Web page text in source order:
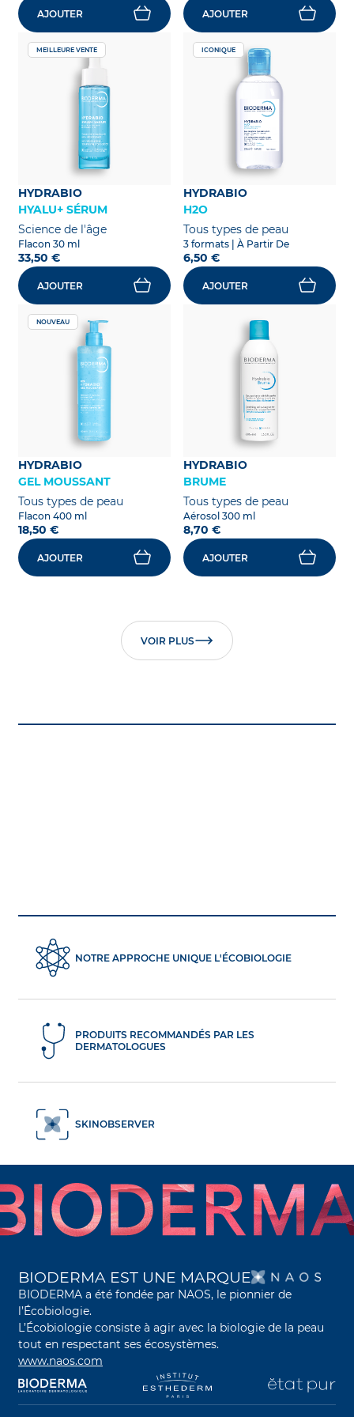
AJOUTER AJOUTER
MEILLEURE VENTE
HYDRABIO
HYALU+ SÉRUM
Science de l'âge
Flacon 30 ml
33,50 €
AJOUTER
ICONIQUE
HYDRABIO
H2O
Tous types de peau
3 formats | À Partir De
6,50 €
AJOUTER
NOUVEAU
HYDRABIO
GEL MOUSSANT
Tous types de peau
Flacon 400 ml
18,50 €
AJOUTER
HYDRABIO
BRUME
Tous types de peau
Aérosol 300 ml
8,70 €
AJOUTER
VOIR PLUS
NOTRE APPROCHE UNIQUE L'ÉCOBIOLOGIE
PRODUITS RECOMMANDÉS PAR LES
DERMATOLOGUES
SKINOBSERVER
BIODERMA EST UNE MARQUE
BIODERMA a été fondée par NAOS, le pionnier de
l’Écobiologie.
L’Écobiologie consiste à agir avec la biologie de la peau
tout en respectant ses écosystèmes.
www.naos.com
s’ouvre dans un nouvel onglet
s’ouvre dans un